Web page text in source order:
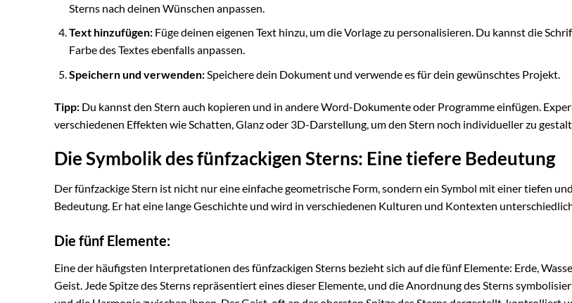
Sterns nach deinen Wünschen anpassen.
Text hinzufügen:Füge deinen eigenen Text hinzu, um die Vorlage zu personalisieren. Du kannst die
Farbe des Textes ebenfalls anpassen.
Speichern und verwenden:Speichere dein Dokument und verwende es für dein gewünschtes Projekt.
Tipp: Du kannst den Stern auch kopieren und in andere Word-Dokumente oder Programme einfügen.
verschiedenen Effekten wie Schatten, Glanz oder 3D-Darstellung, um den Stern noch individueller zu
Die Symbolik des fünfzackigen Sterns: Eine tiefere Bedeutung
Der fünfzackige Stern ist nicht nur eine einfache geometrische Form, sondern ein Symbol mit einer tiefen
Bedeutung. Er hat eine lange Geschichte und wird in verschiedenen Kulturen und Kontexten
Die fünf Elemente:
Eine der häufigsten Interpretationen des fünfzackigen Sterns bezieht sich auf die fünf Elemente: Erde,
Geist. Jede Spitze des Sterns repräsentiert eines dieser Elemente, und die Anordnung des Sterns